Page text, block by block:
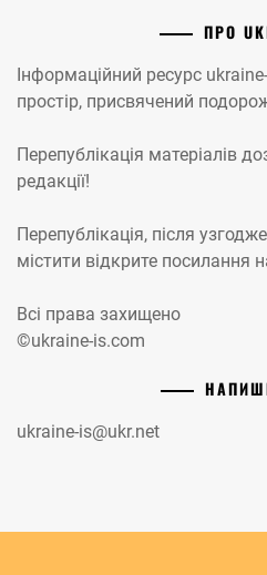
ПРО
Інформаційний ресурс
простір, присвячений
Перепублікація матеріалів
редакції!
Перепублікація, після
містити відкрите посилання
Всі права захищено
©ukraine-is.com
ukraine-is@ukr.net